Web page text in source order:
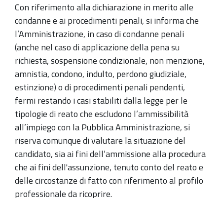
Con riferimento alla dichiarazione in merito alle
condanne e ai procedimenti penali, si informa che
l’Amministrazione, in caso di condanne penali
(anche nel caso di applicazione della pena su
richiesta, sospensione condizionale, non menzione,
amnistia, condono, indulto, perdono giudiziale,
estinzione) o di procedimenti penali pendenti,
fermi restando i casi stabiliti dalla legge per le
tipologie di reato che escludono l’ammissibilità
all’impiego con la Pubblica Amministrazione, si
riserva comunque di valutare la situazione del
candidato, sia ai fini dell’ammissione alla procedura
che ai fini dell'assunzione, tenuto conto del reato e
delle circostanze di fatto con riferimento al profilo
professionale da ricoprire.